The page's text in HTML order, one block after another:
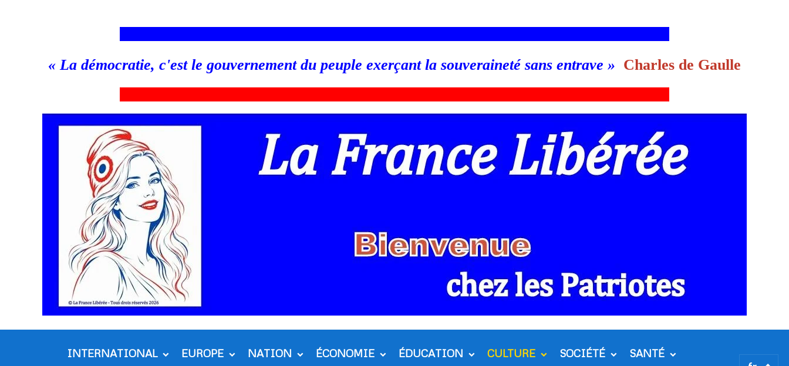
«La démocratie, c'est le gouvernement du peuple exerçant la souveraineté sans entrave » Charles de Gaulle
INTERNATIONAL EUROPE NATION ÉCONOMIE ÉDUCATION CULTURE SOCIÉTÉ SANTÉ